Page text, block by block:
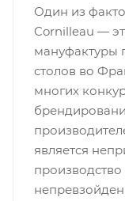
Один из
Cornilleau —
мануфактуры
столов во
многих
является
производство